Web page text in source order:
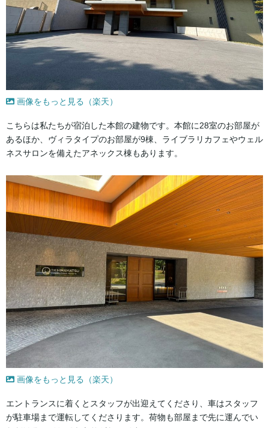
画像をもっと見る（楽天）
こちらは私たちが宿泊した本館の建物です。本館に28室のお部屋が
あるほか、ヴィラタイプのお部屋が9棟、ライブラリカフェやウェル
ネスサロンを備えたアネックス棟もあります。
画像をもっと見る（楽天）
エントランスに着くとスタッフが出迎えてくださり、車はスタッフ
が駐車場まで運転してくださります。荷物も部屋まで先に運んでい